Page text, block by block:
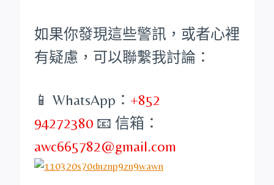
如果你發現這些警訊，或者心裡
有疑慮，可以聯繫我討論：
📱 WhatsApp： +852
94272380 📧 信箱：
awc665782@gmail.com